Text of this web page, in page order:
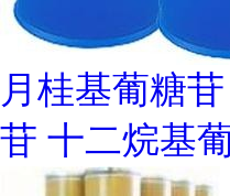
月桂基葡糖
苷 十二烷基